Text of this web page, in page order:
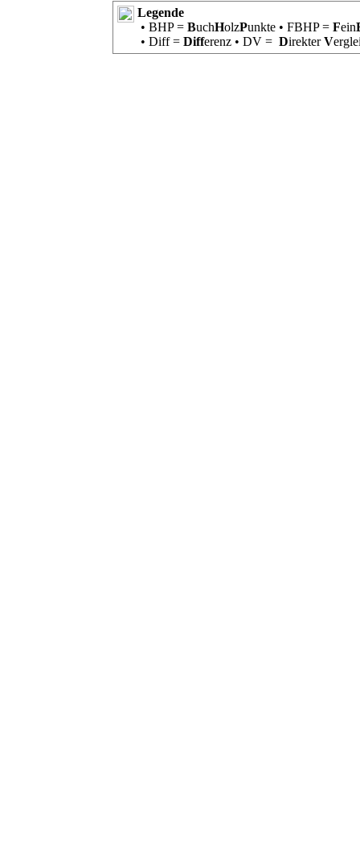
Legende
• BHP = BuchHolzPunkte • FBHP = Fein
• Diff = Differenz • DV = DirekterV